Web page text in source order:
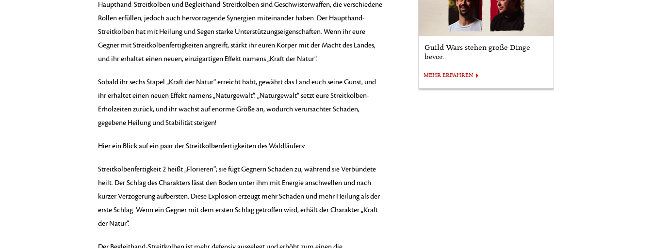
Haupthand-Streitkolben und Begleithand-Streitkolben sind Geschwisterwaffen, die verschiedene
Rollen erfüllen, jedoch auch hervorragende Synergien miteinander haben. Der Haupthand-
Streitkolben hat mit Heilung und Segen starke Unterstützungseigenschaften. Wenn ihr eure
Gegner mit Streitkolbenfertigkeiten angreift, stärkt ihr euren Körper mit der Macht des Landes,
und ihr erhaltet einen neuen, einzigartigen Effekt namens „Kraft der Natur“.
Sobald ihr sechs Stapel „Kraft der Natur“ erreicht habt, gewährt das Land euch seine Gunst, und
ihr erhaltet einen neuen Effekt namens „Naturgewalt“. „Naturgewalt“ setzt eure Streitkolben-
Erholzeiten zurück, und ihr wachst auf enorme Größe an, wodurch verursachter Schaden,
gegebene Heilung und Stabilität steigen!
Hier ein Blick auf ein paar der Streitkolbenfertigkeiten des Waldläufers:
Streitkolbenfertigkeit 2 heißt „Florieren“; sie fügt Gegnern Schaden zu, während sie Verbündete
heilt. Der Schlag des Charakters lässt den Boden unter ihm mit Energie anschwellen und nach
kurzer Verzögerung aufbersten. Diese Explosion erzeugt mehr Schaden und mehr Heilung als der
erste Schlag. Wenn ein Gegner mit dem ersten Schlag getroffen wird, erhält der Charakter „Kraft
der Natur“.
Guild Wars stehen große Dinge
bevor.
MEHR ERFAHREN